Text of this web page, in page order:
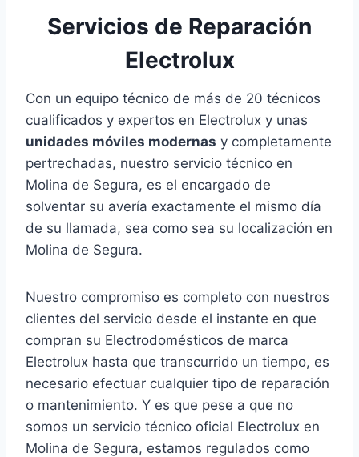
Servicios de Reparación
Electrolux
Con un equipo técnico de más de 20 técnicos
cualificados y expertos en Electrolux y unas
unidades móviles modernas y completamente
pertrechadas, nuestro servicio técnico en
Molina de Segura, es el encargado de
solventar su avería exactamente el mismo día
de su llamada, sea como sea su localización en
Molina de Segura.
Nuestro compromiso es completo con nuestros
clientes del servicio desde el instante en que
compran su Electrodomésticos de marca
Electrolux hasta que transcurrido un tiempo, es
necesario efectuar cualquier tipo de reparación
o mantenimiento. Y es que pese a que no
somos un servicio técnico oficial Electrolux en
Molina de Segura, estamos regulados como